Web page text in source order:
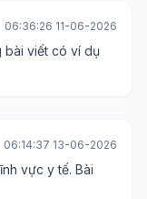
06:36:26 11-06-2026
bài viết có ví dụ
06:14:37 13-06-2026
vực y tế. Bài